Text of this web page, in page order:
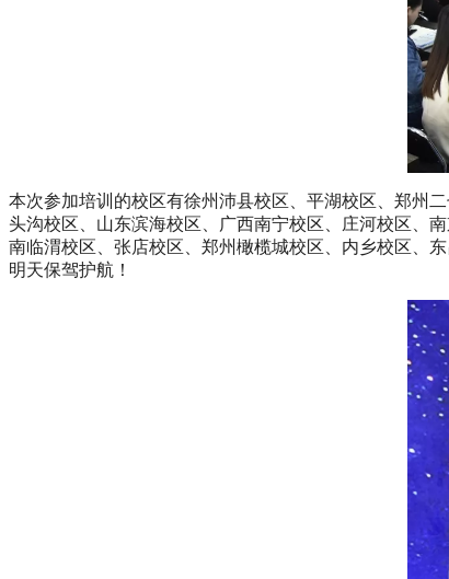
本次参加培训的校区有徐州沛县校区、平湖校区、郑州
头沟校区、山东滨海校区、广西南宁校区、庄河校区、
南临渭校区、张店校区、郑州橄榄城校区、内乡校区、
明天保驾护航！